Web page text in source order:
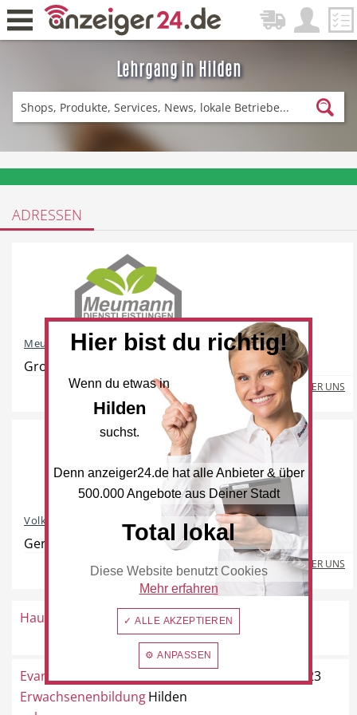
Lehrgang in Hilden
Zurück
Einkaufen DE-News
News Restaurant
Beauty & Wellness
Auto Handwerk
Gesundheit
ADRESSEN
Meumann Dienstleistungen
Großhülsen 10, 40721 Hilden
MEHR ÜBER UNS
Volkshochschule Hilden/Haan
Gerresheimer Straße 20, 40721 Hilden
MEHR ÜBER UNS
HausKolksbruch e. V. Hildener Straße 280, 40724
Hilden
Evangelische
Erwachsenenbildung
Martin-Luther-Weg 1c, 40723
Hilden
Hier bist du richtig!
Wenn du etwas in
Hilden
suchst.
Denn anzeiger24.de hat alle Anbieter & über
500.000 Angebote aus Deiner Stadt
Total lokal
Diese Website benutzt Cookies
Mehr erfahren
✓ ALLE AKZEPTIEREN
⚙ ANPASSEN